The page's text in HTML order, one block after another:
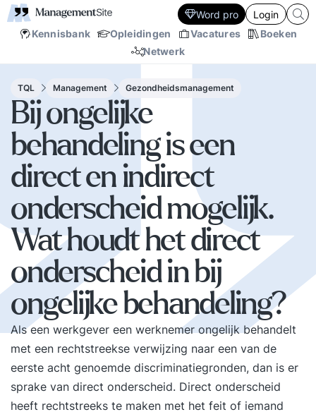
Kennisbank Opleidingen Vacatures
Boeken
Netwerk
Word pro Login
TQL Management Gezondheidsmanagement
Bij ongelijke
behandeling is een
direct en indirect
onderscheid mogelijk.
Wat houdt het direct
onderscheid in bij
ongelijke behandeling?
Als een werkgever een werknemer ongelijk behandelt
met een rechtstreekse verwijzing naar een van de
eerste acht genoemde discriminatiegronden, dan is er
sprake van direct onderscheid. Direct onderscheid
heeft rechtstreeks te maken met het feit of iemand